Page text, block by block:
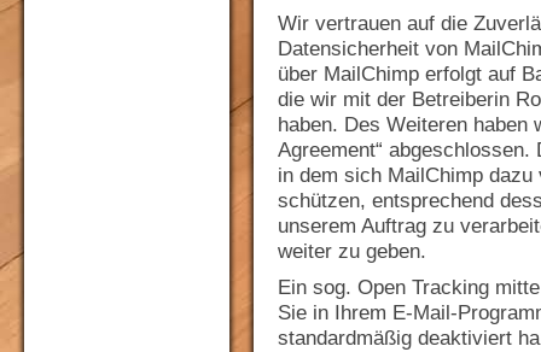
Wir vertrauen auf die
Datensicherheit von
über MailChimp erfolgt auf
die wir mit der Betreiberin
haben. Des Weiteren haben
Agreement“
in dem sich MailChimp
schützen, entsprechend
unserem Auftrag zu
weiter zu geben.
Ein sog. Open Tracking
Sie in Ihrem E-Mail-
standardmäßig deaktiviert